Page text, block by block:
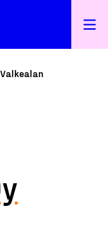
Valkealan